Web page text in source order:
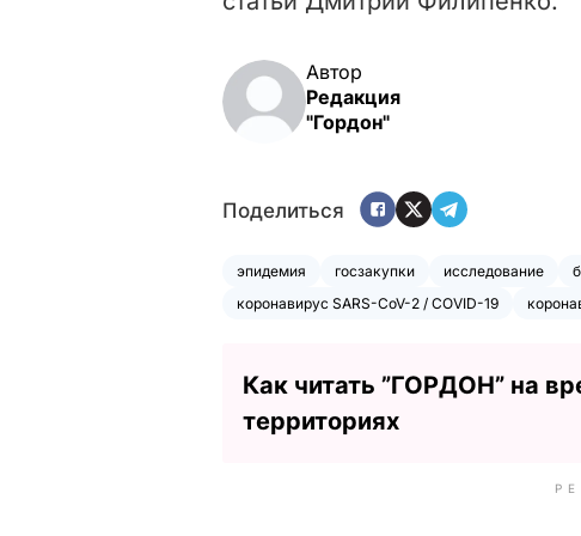
Автор
Редакция
"Гордон"
Поделиться
эпидемия госзакупки исследование
коронавирус SARS-CoV-2 / COVID-19
Как читать ”ГОРДОН” на
территориях